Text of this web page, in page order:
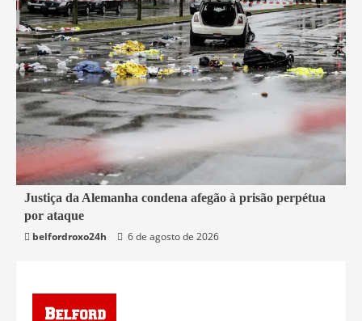
1 min read
Mundo
Justiça da Alemanha condena afegão à prisão perpétua
por ataque
belfordroxo24h
6 de agosto de 2026